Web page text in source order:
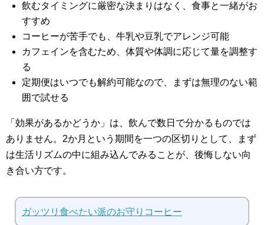
飲むタイミングに厳密な決まりはなく、食事と一緒がお
すすめ
コーヒーが苦手でも、牛乳や豆乳でアレンジ可能
カフェインを含むため、体質や体調に応じて量を調整す
る
定期便はいつでも解約可能なので、まずは無理のない範
囲で試せる
「効果があるかどうか」は、飲んで数日で分かるものでは
ありません。2か月という期間を一つの区切りとして、まず
は生活リズムの中に組み込んでみることが、後悔しない向
き合い方です。
ガッツリ食べたい派のお守りコーヒー